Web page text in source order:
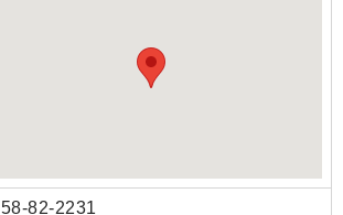
82-2231